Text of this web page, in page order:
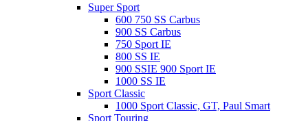
Super Sport
600 750 SS Carbus
900 SS Carbus
750 Sport IE
800 SS IE
900 SSIE 900 Sport IE
1000 SS IE
Sport Classic
1000 Sport Classic, GT, Paul Smart
Sport Touring